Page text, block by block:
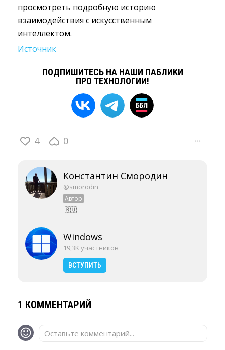
просмотреть подробную историю
взаимодействия с искусственным
интеллектом.
Источник
ПОДПИШИТЕСЬ НА НАШИ ПАБЛИКИ
ПРО ТЕХНОЛОГИИ!
4 0 ···
Константин Смородин
@smorodin
Автор
🇷🇺
Windows
19,3K участников
ВСТУПИТЬ
1 КОММЕНТАРИЙ
Оставьте комментарий...